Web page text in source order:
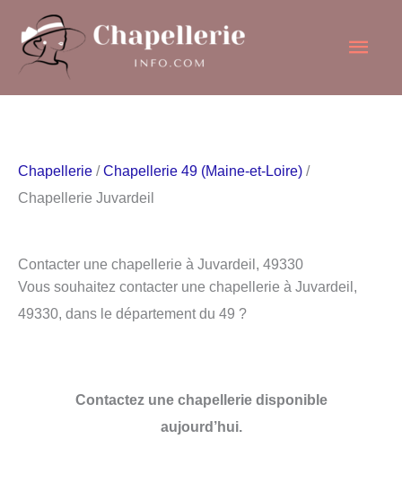
contenu
Chapellerie /Chapellerie 49 (Maine-et-Loire) /
Chapellerie Juvardeil
Contacter une chapellerie à Juvardeil, 49330
Vous souhaitez contacter une chapellerie à Juvardeil,
49330, dans le département du 49 ?
Contactez une chapellerie disponible
aujourd’hui.